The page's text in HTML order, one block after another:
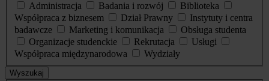
Administracja
Badania i rozwój
Biblioteka
Współpraca z biznesem
Dział Prawny
Instytuty i centra
badawcze
Marketing i komunikacja
Obsługa studenta
Organizacje studenckie
Rekrutacja
Usługi
Współpraca międzynarodowa
Wydziały
Wyszukaj